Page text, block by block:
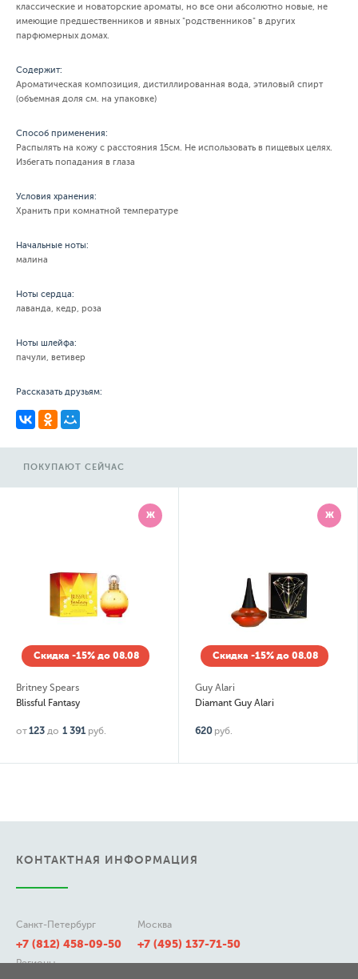
классические и новаторские ароматы, но все они абсолютно новые, не
имеющие предшественников и явных "родственников" в других
парфюмерных домах.
Содержит:
Ароматическая композиция, дистиллированная вода, этиловый спирт
(объемная доля см. на упаковке)
Способ применения:
Распылять на кожу с расстояния 15см. Не использовать в пищевых целях.
Избегать попадания в глаза
Условия хранения:
Хранить при комнатной температуре
Начальные ноты:
малина
Ноты сердца:
лаванда, кедр, роза
Ноты шлейфа:
пачули, ветивер
Рассказать друзьям:
ПОКУПАЮТ СЕЙЧАС
Ж
Скидка -15% до 08.08
Britney Spears
Blissful Fantasy
от123 до 1 391 руб.
Ж
Скидка -15% до 08.08
Guy Alari
Diamant Guy Alari
620 руб.
КОНТАКТНАЯ ИНФОРМАЦИЯ
Санкт-Петербург
+7 (812) 458-09-50
Москва
+7 (495) 137-71-50
Регионы